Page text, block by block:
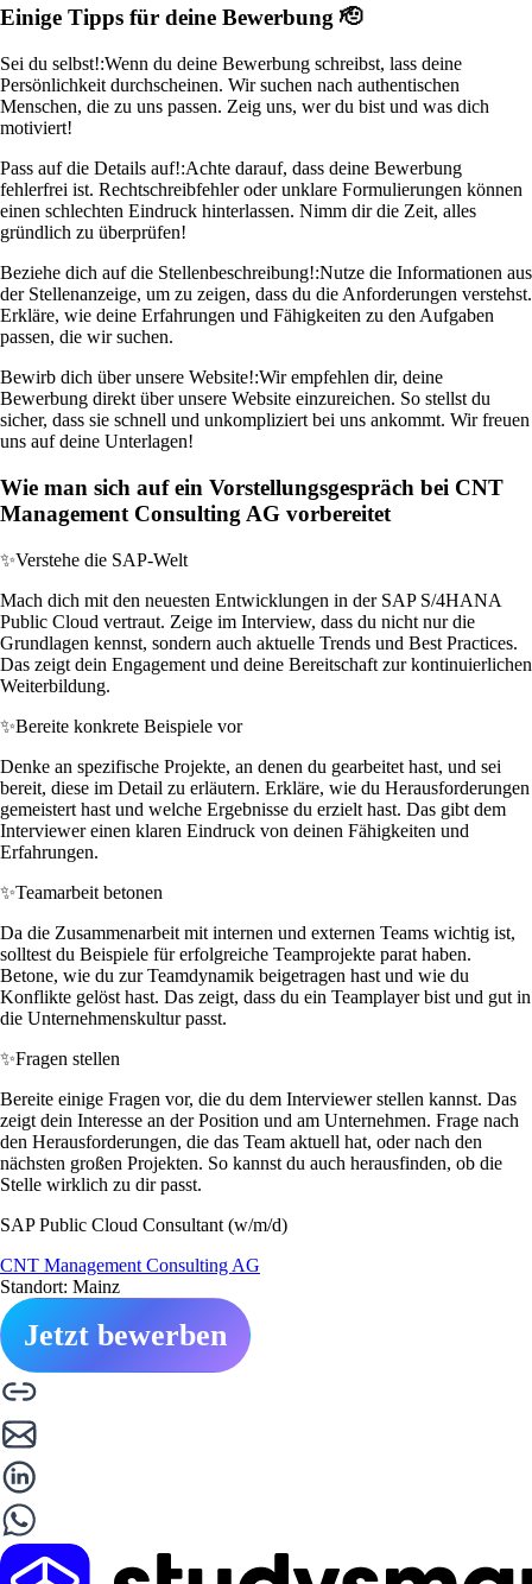
Einige Tipps für deine Bewerbung 🫡
Sei du selbst!:Wenn du deine Bewerbung schreibst, lass deine
Persönlichkeit durchscheinen. Wir suchen nach authentischen
Menschen, die zu uns passen. Zeig uns, wer du bist und was dich
motiviert!
Pass auf die Details auf!:Achte darauf, dass deine Bewerbung
fehlerfrei ist. Rechtschreibfehler oder unklare Formulierungen können
einen schlechten Eindruck hinterlassen. Nimm dir die Zeit, alles
gründlich zu überprüfen!
Beziehe dich auf die Stellenbeschreibung!:Nutze die Informationen aus
der Stellenanzeige, um zu zeigen, dass du die Anforderungen verstehst.
Erkläre, wie deine Erfahrungen und Fähigkeiten zu den Aufgaben
passen, die wir suchen.
Bewirb dich über unsere Website!:Wir empfehlen dir, deine
Bewerbung direkt über unsere Website einzureichen. So stellst du
sicher, dass sie schnell und unkompliziert bei uns ankommt. Wir freuen
uns auf deine Unterlagen!
Wie man sich auf ein Vorstellungsgespräch bei CNT
Management Consulting AG vorbereitet
✨Verstehe die SAP-Welt
Mach dich mit den neuesten Entwicklungen in der SAP S/4HANA
Public Cloud vertraut. Zeige im Interview, dass du nicht nur die
Grundlagen kennst, sondern auch aktuelle Trends und Best Practices.
Das zeigt dein Engagement und deine Bereitschaft zur kontinuierlichen
Weiterbildung.
✨Bereite konkrete Beispiele vor
Denke an spezifische Projekte, an denen du gearbeitet hast, und sei
bereit, diese im Detail zu erläutern. Erkläre, wie du Herausforderungen
gemeistert hast und welche Ergebnisse du erzielt hast. Das gibt dem
Interviewer einen klaren Eindruck von deinen Fähigkeiten und
Erfahrungen.
✨Teamarbeit betonen
Da die Zusammenarbeit mit internen und externen Teams wichtig ist,
solltest du Beispiele für erfolgreiche Teamprojekte parat haben.
Betone, wie du zur Teamdynamik beigetragen hast und wie du
Konflikte gelöst hast. Das zeigt, dass du ein Teamplayer bist und gut in
die Unternehmenskultur passt.
✨Fragen stellen
Bereite einige Fragen vor, die du dem Interviewer stellen kannst. Das
zeigt dein Interesse an der Position und am Unternehmen. Frage nach
den Herausforderungen, die das Team aktuell hat, oder nach den
nächsten großen Projekten. So kannst du auch herausfinden, ob die
Stelle wirklich zu dir passt.
SAP Public Cloud Consultant (w/m/d)
CNT Management Consulting AG
Standort: Mainz
Jetzt bewerben